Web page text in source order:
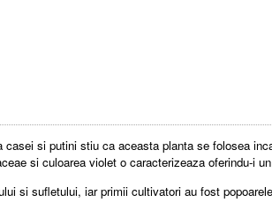
si putini stiu ca aceasta planta se folosea
si culoarea violet o caracterizeaza oferindu-i
si sufletului, iar primii cultivatori au fost